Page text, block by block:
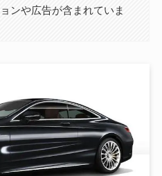
ンや広告が含まれていま